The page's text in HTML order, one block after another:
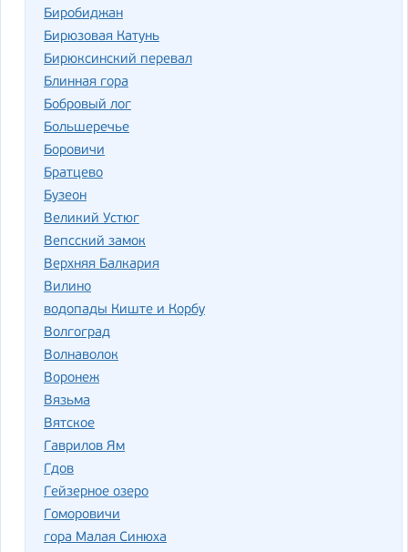
Биробиджан
Бирюзовая Катунь
Бирюксинский перевал
Блинная гора
Бобровый лог
Большеречье
Боровичи
Братцево
Бузеон
Великий Устюг
Вепсский замок
Верхняя Балкария
Вилино
водопады Киште и Корбу
Волгоград
Волнаволок
Воронеж
Вязьма
Вятское
Гаврилов Ям
Гдов
Гейзерное озеро
Гоморовичи
гора Малая Синюха